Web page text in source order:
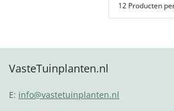
VasteTuinplanten.nl
E: info@vastetuinplanten.nl